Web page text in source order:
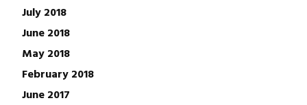
July 2018
June 2018
May 2018
February 2018
June 2017